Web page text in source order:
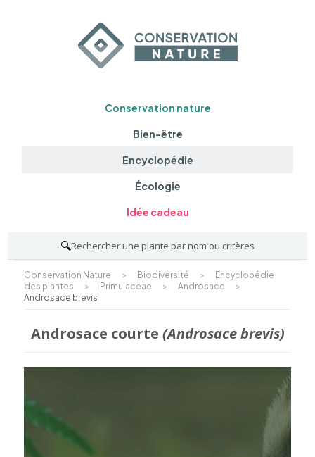
Conservation nature
Bien-être
Encyclopédie
Écologie
Idée cadeau
🔍Rechercher une plante par nom ou critères
Conservation Nature > Biodiversité >
Encyclopédie
des plantes
> Primulaceae > Androsace
>
Androsace brevis
Androsace courte (Androsace brevis)